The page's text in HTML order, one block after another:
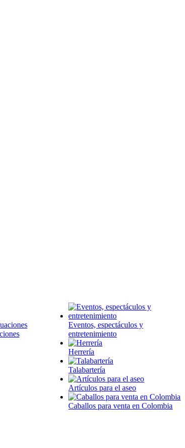
Eventos, espectáculos y
entretenimiento
Herrería
Talabartería
Artículos para el aseo
Caballos para venta en Colombia